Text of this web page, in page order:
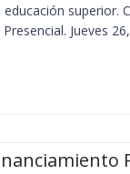
superior.
Jueves